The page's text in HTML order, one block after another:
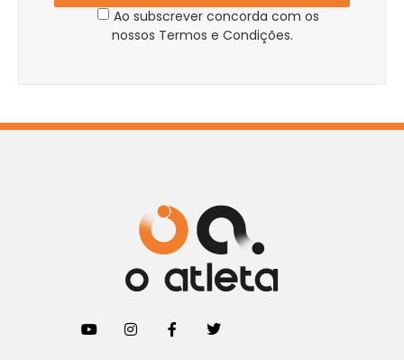
Ao subscrever concorda com os
nossos Termos e Condições.